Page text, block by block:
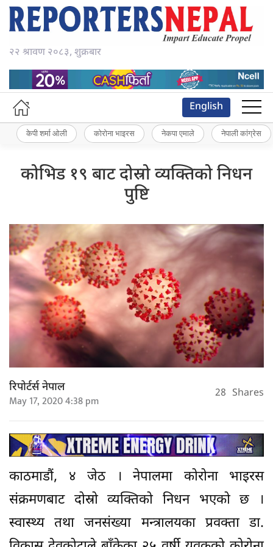
२२ श्रावण २०८३, शुक्रबार
English
केपी शर्मा ओली कोरोना भाइरस नेकपा एमाले नेपाली कांग्रेस
कोभिड १९ बाट दोस्रो व्यक्तिको निधन
पुष्टि
रिपोर्टर्स नेपाल
May 17, 2020 4:38 pm 28 Shares
काठमाडौं, ४ जेठ । नेपालमा कोरोना भाइरस
संक्रमणबाट दोस्रो व्यक्तिको निधन भएको छ ।
स्वास्थ्य तथा जनसंख्या मन्त्रालयका प्रवक्ता डा.